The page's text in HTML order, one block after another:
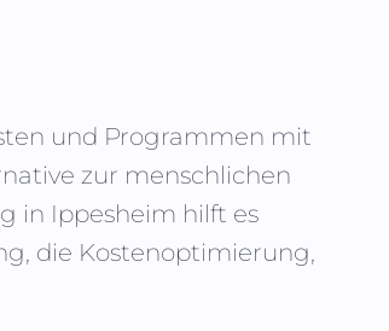
und Programmen mit
zur menschlichen
in Ippesheim hilft es
die Kostenoptimierung,